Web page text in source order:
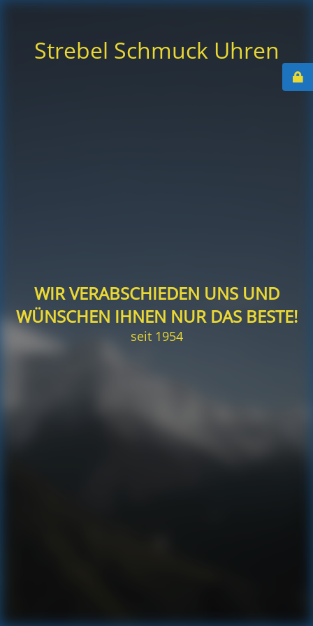
Strebel Schmuck Uhren
WIR VERABSCHIEDEN UNS UND
WÜNSCHEN IHNEN NUR DAS BESTE!
seit 1954